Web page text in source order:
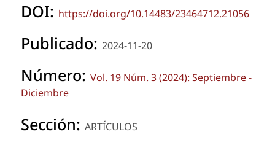
DOI: https://doi.org/10.14483/23464712.21056
Publicado: 2024-11-20
Número: Vol. 19 Núm. 3 (2024): Septiembre -
Diciembre
Sección: ARTÍCULOS